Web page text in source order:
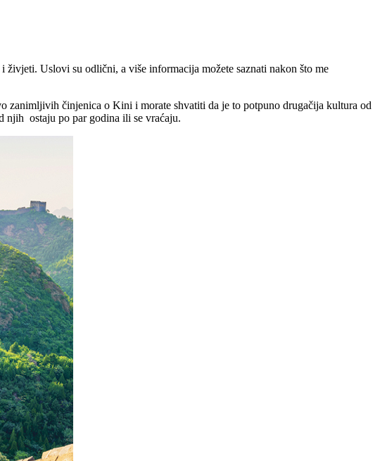
živjeti. Uslovi su odlični, a više informacija možete saznati nakon što me
zanimljivih činjenica o Kini i morate shvatiti da je to potpuno drugačija kultura od
njih ostaju po par godina ili se vraćaju.